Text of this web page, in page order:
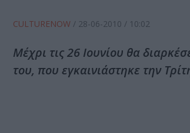
CULTURENOW / 28-06-2010 / 10:02
Μέχρι τις 26 Ιουνίου θα
του, που εγκαινιάστηκε την